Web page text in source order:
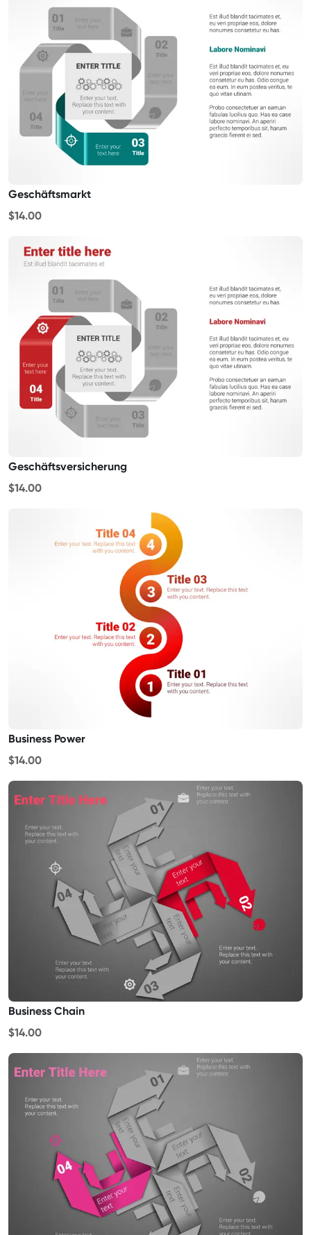
Geschäftsmarkt
$14.00
Geschäftsversicherung
$14.00
Business Power
$14.00
Business Chain
$14.00